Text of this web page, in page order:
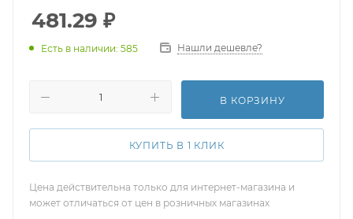
481.29 ₽
Есть в наличии: 585 Нашли дешевле?
В КОРЗИНУ
КУПИТЬ В 1 КЛИК
Цена действительна только для интернет-магазина и
может отличаться от цен в розничных магазинах